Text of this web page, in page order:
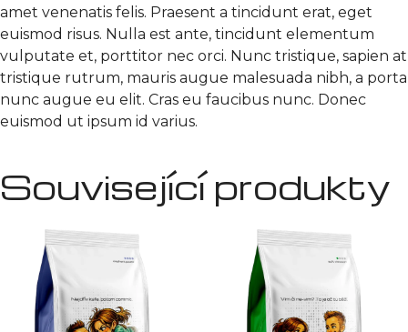
amet venenatis felis. Praesent a tincidunt erat, eget
euismod risus. Nulla est ante, tincidunt elementum
vulputate et, porttitor nec orci. Nunc tristique, sapien at
tristique rutrum, mauris augue malesuada nibh, a porta
nunc augue eu elit. Cras eu faucibus nunc. Donec
euismod ut ipsum id varius.
Související produkty